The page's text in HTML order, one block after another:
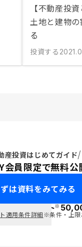
【不動産投
土地と建物
る
投資する
産投資はじめてガイド
会員限定で無料公
は資料をみてみる
ポイント※
適用条件詳細※条件・上限